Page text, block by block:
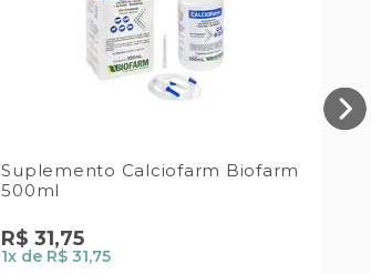
Suplemento Calciofarm Biofarm
500ml
R$ 31,75
1x de R$ 31,75